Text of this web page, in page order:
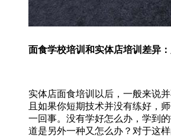
面食学校培训和实体店培训差异
实体店面食培训以后，一般来说
且如果你短期技术并没有练好，
一回事。没有学好怎么办，学到
道是另外一种又怎么办？对于这